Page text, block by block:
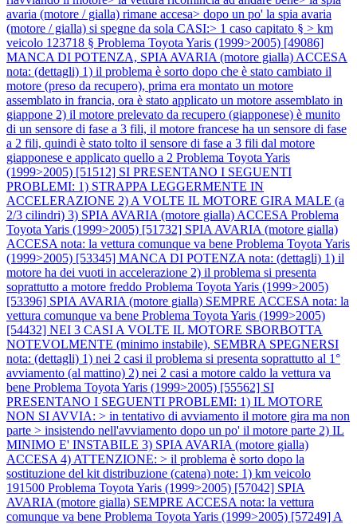
avaria (motore / gialla) rimane accesa> dopo un po' la spia avaria
(motore / gialla) si spegne da sola CASI:> 1 caso capitato § > km
veicolo 123718 § Problema Toyota Yaris (1999>2005) [49086]
MANCA DI POTENZA, SPIA AVARIA (motore gialla) ACCESA
nota: (dettagli) 1) il problema è sorto dopo che è stato cambiato il
motore (preso da recupero), prima era montato un motore
assemblato in francia, ora è stato applicato un motore assemblato in
giappone 2) il motore prelevato da recupero (giapponese) è munito
di un sensore di fase a 3 fili, il motore francese ha un sensore di fase
a 2 fili, quindi è stato tolto il sensore di fase a 3 fili dal motore
giapponese e applicato quello a 2 Problema Toyota Yaris
(1999>2005) [51512] SI PRESENTANO I SEGUENTI
PROBLEMI: 1) STRAPPA LEGGERMENTE IN
ACCELERAZIONE 2) A VOLTE IL MOTORE GIRA MALE (a
2/3 cilindri) 3) SPIA AVARIA (motore gialla) ACCESA Problema
Toyota Yaris (1999>2005) [51732] SPIA AVARIA (motore gialla)
ACCESA nota: la vettura comunque va bene Problema Toyota Yaris
(1999>2005) [53345] MANCA DI POTENZA nota: (dettagli) 1) il
motore ha dei vuoti in accelerazione 2) il problema si presenta
soprattutto a motore freddo Problema Toyota Yaris (1999>2005)
[53396] SPIA AVARIA (motore gialla) SEMPRE ACCESA nota: la
vettura comunque va bene Problema Toyota Yaris (1999>2005)
[54432] NEI 3 CASI A VOLTE IL MOTORE SBORBOTTA
NOTEVOLMENTE (minimo instabile), SEMBRA SPEGNERSI
nota: (dettagli) 1) nei 2 casi il problema si presenta soprattutto al 1°
avviamento (al mattino) 2) nei 2 casi a motore caldo la vettura va
bene Problema Toyota Yaris (1999>2005) [55562] SI
PRESENTANO I SEGUENTI PROBLEMI: 1) IL MOTORE
NON SI AVVIA: > in tentativo di avviamento il motore gira ma non
parte > insistendo nell'avviamento dopo un po' il motore parte 2) IL
MINIMO E' INSTABILE 3) SPIA AVARIA (motore gialla)
ACCESA 4) ATTENZIONE: > il problema è sorto dopo la
sostituzione del kit distribuzione (catena) note: 1) km veicolo
191500 Problema Toyota Yaris (1999>2005) [57042] SPIA
AVARIA (motore gialla) SEMPRE ACCESA nota: la vettura
comunque va bene Problema Toyota Yaris (1999>2005) [57249] A